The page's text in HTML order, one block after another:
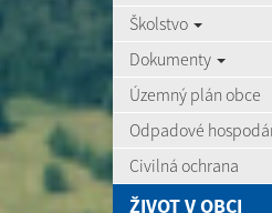
Školstvo
Dokumenty
Územný plán obce
Odpadové
Civilná ochrana
ŽIVOT V OBCI